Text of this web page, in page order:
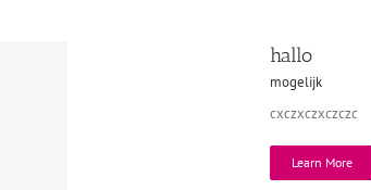
hallo
mogelijk
cxczxczxczczc
Learn More